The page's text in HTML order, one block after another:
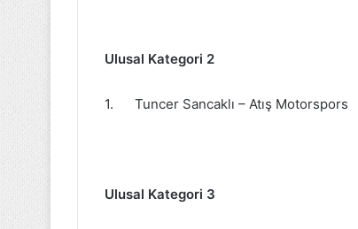
Ulusal Kategori 2
1. Tuncer Sancaklı – Atış Motorspors
Ulusal Kategori 3